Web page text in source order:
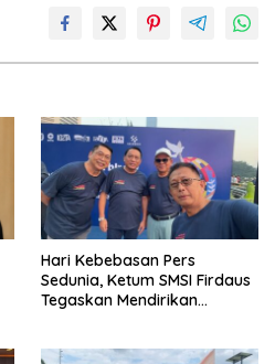
Hari Kebebasan Pers
Sedunia, Ketum SMSI Firdaus
Tegaskan Mendirikan